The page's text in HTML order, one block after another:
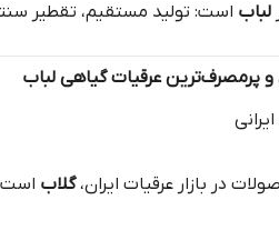
لباب است: تولید مستقیم، تقطیر
پرمصرف‌ترین عرقیات گیاهی لباب
در بازار عرقیات ایران،گلاب